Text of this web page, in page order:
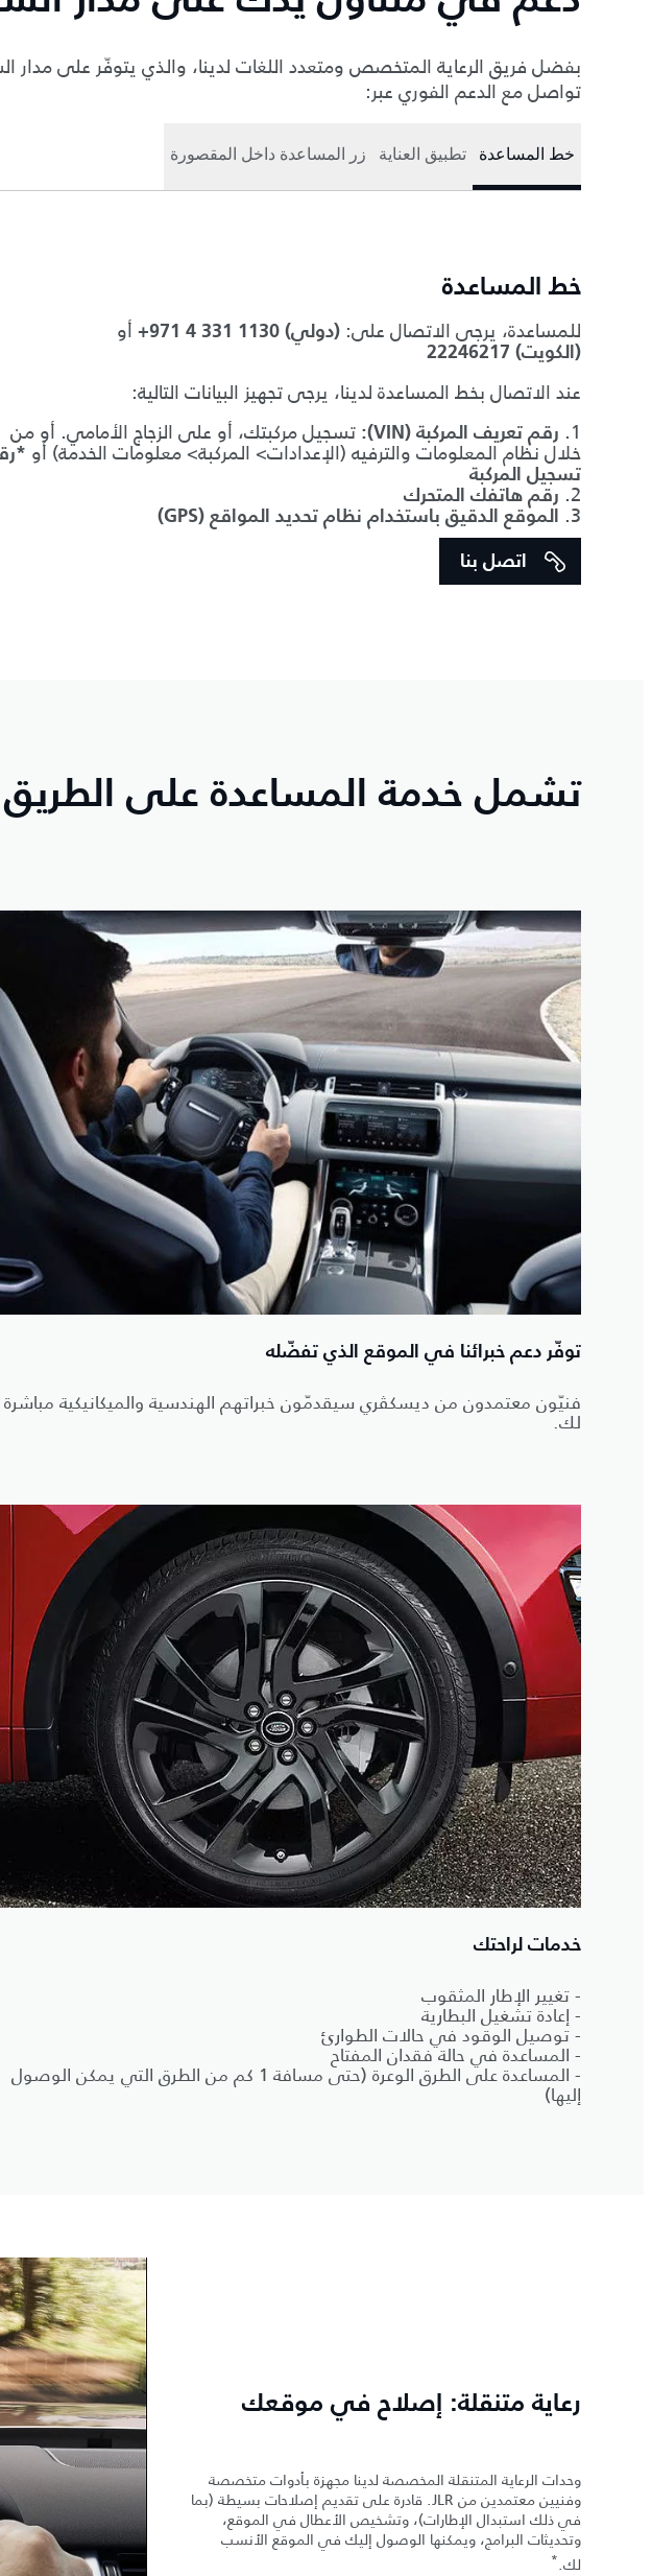
بفضل فريق الرعاية المتخصص ومتعدد اللغات لدينا، والذي يتوفّر على
تواصل مع الدعم الفوري عبر:
خط المساعدة تطبيق العناية زر المساعدة داخل المقصورة
خط المساعدة
للمساعدة، يرجى الاتصال على: +971 4 331 1130 (دولي) أو
22246217 (الكويت)
عند الاتصال بخط المساعدة لدينا، يرجى تجهيز البيانات التالية:
1.
رقم تعريف المركبة (VIN): تسجيل مركبتك، أو على الزجاج الأمامي. أو من
خلال نظام المعلومات والترفيه (الإعدادات> المركبة> معلومات الخدمة) أو
تسجيل المركبة
2. رقم هاتفك المتحرك
3. الموقع الدقيق باستخدام نظام تحديد المواقع (GPS)
اتصل بنا
تشمل خدمة المساعدة على
توفّر دعم خبرائنا في الموقع الذي تفضّله
فنيّون معتمدون من ديسكڤري سيقدمّون خبراتهم الهندسية والميكانيكية مباشرة
لك.
خدمات لراحتك
- تغيير الإطار المثقوب
- إعادة تشغيل البطارية
- توصيل الوقود في حالات الطوارئ
- المساعدة في حالة فقدان المفتاح
- المساعدة على الطرق الوعرة (حتى مسافة 1 كم من الطرق التي يمكن الوصول
إليها)
رعاية متنقلة: إصلاح في موقعك
وحدات الرعاية المتنقلة المخصصة لدينا مجهزة بأدوات متخصصة
وفنيين معتمدين من JLR. قادرة على تقديم إصلاحات بسيطة (بما
في ذلك استبدال الإطارات)، وتشخيص الأعطال في الموقع،
وتحديثات البرامج، ويمكنها الوصول إليك في الموقع الأنسب
لك.*